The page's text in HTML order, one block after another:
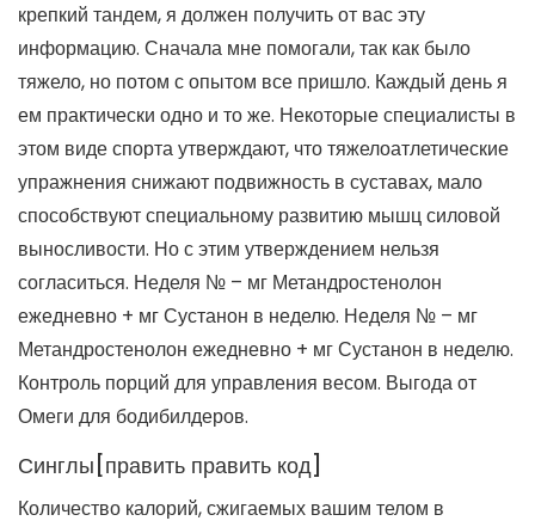
крепкий тандем, я должен получить от вас эту
информацию. Сначала мне помогали, так как было
тяжело, но потом с опытом все пришло. Каждый день я
ем практически одно и то же. Некоторые специалисты в
этом виде спорта утверждают, что тяжелоатлетические
упражнения снижают подвижность в суставах, мало
способствуют специальному развитию мышц силовой
выносливости. Но с этим утверждением нельзя
согласиться. Неделя № – мг Метандростенолон
ежедневно + мг Сустанон в неделю. Неделя № – мг
Метандростенолон ежедневно + мг Сустанон в неделю.
Контроль порций для управления весом. Выгода от
Омеги для бодибилдеров.
Синглы[править править код]
Количество калорий, сжигаемых вашим телом в